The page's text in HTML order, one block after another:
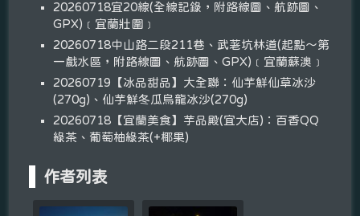
20260718宜20線(全線記錄，附路線圖、航跡圖、
GPX)﹝宜蘭壯圍﹞
20260718中山路二段211巷、武荖坑林道(起點～第
一戲水區，附路線圖、航跡圖、GPX)﹝宜蘭蘇澳﹞
20260719【冰品甜品】大全聯：仙芋鮮仙草冰沙
(270g)、仙芋鮮冬瓜烏龍冰沙(270g)
20260718【宜蘭美食】芋品殿(宜大店)：百香QQ
綠茶、葡萄柚綠茶(+椰果)
作者列表